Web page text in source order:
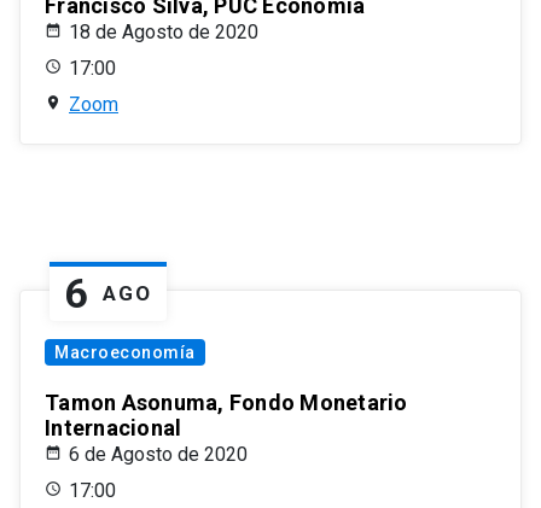
Francisco Silva, PUC Economía
18 de Agosto de 2020
17:00
Zoom
6 AGO
Macroeconomía
Tamon Asonuma, Fondo Monetario
Internacional
6 de Agosto de 2020
17:00